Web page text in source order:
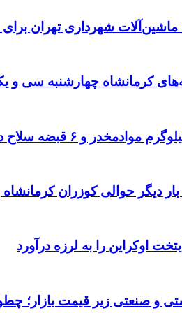
کرمانشاه چهارشنبه سی و
اوکراین را به لرزه درآورد
و صنعتی زیر قیمت بازار؛